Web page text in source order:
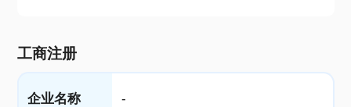
工商注册
企业名称 -